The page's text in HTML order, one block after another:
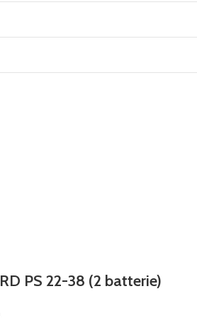
PS 22-38 (2 batterie)